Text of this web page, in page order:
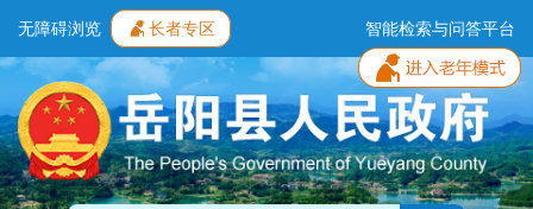
无障碍浏览 长者专区 智能检索与问答平台